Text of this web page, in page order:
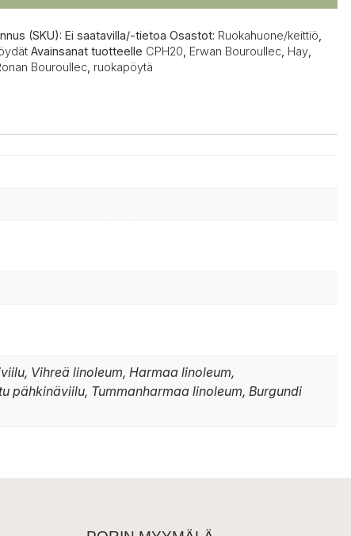
(SKU): Ei saatavilla/-tietoa Osastot: Ruokahuone/keittiö
Avainsanat tuotteelle CPH20 Erwan Bouroullec, Hay,
Bouroullec, ruokapöytä
Vihreä linoleum, Harmaa linoleum,
pähkinäviilu, Tummanharmaa linoleum, Burgundi